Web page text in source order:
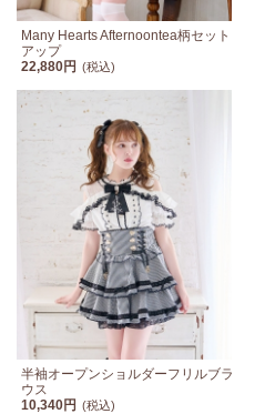
Many Hearts Afternoontea柄セット
アップ
22,880円 (税込)
半袖オープンショルダーフリルブラ
ウス
10,340円 (税込)